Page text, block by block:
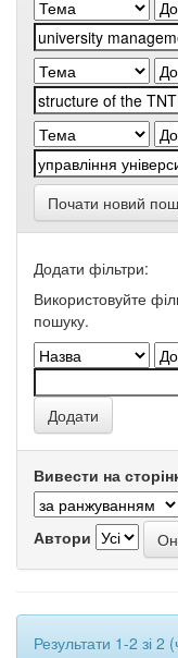
Почати новий
Додати фільтри:
Використовуйте
пошуку.
Вивести на
Автори
Результати 1-2 зі